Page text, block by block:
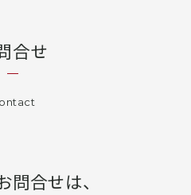
合せ
問合せは、